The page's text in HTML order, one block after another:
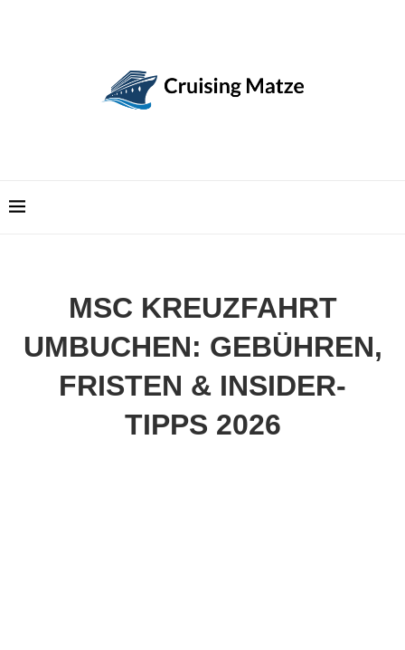
MSC KREUZFAHRT
UMBUCHEN: GEBÜHREN,
FRISTEN & INSIDER-
TIPPS 2026